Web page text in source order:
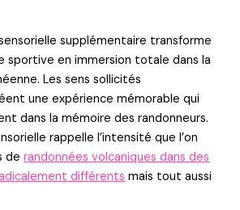
supplémentaire transforme
sportive en immersion totale dans la
Les sens sollicités
une expérience mémorable qui
dans la mémoire des randonneurs.
rappelle l’intensité que l’on
derandonnées volcaniques dans des
différents mais tout aussi